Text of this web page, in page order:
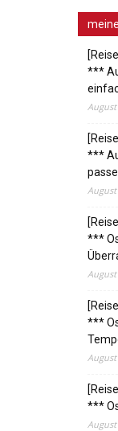
***
August
***
August
***
August
***
August
***
August